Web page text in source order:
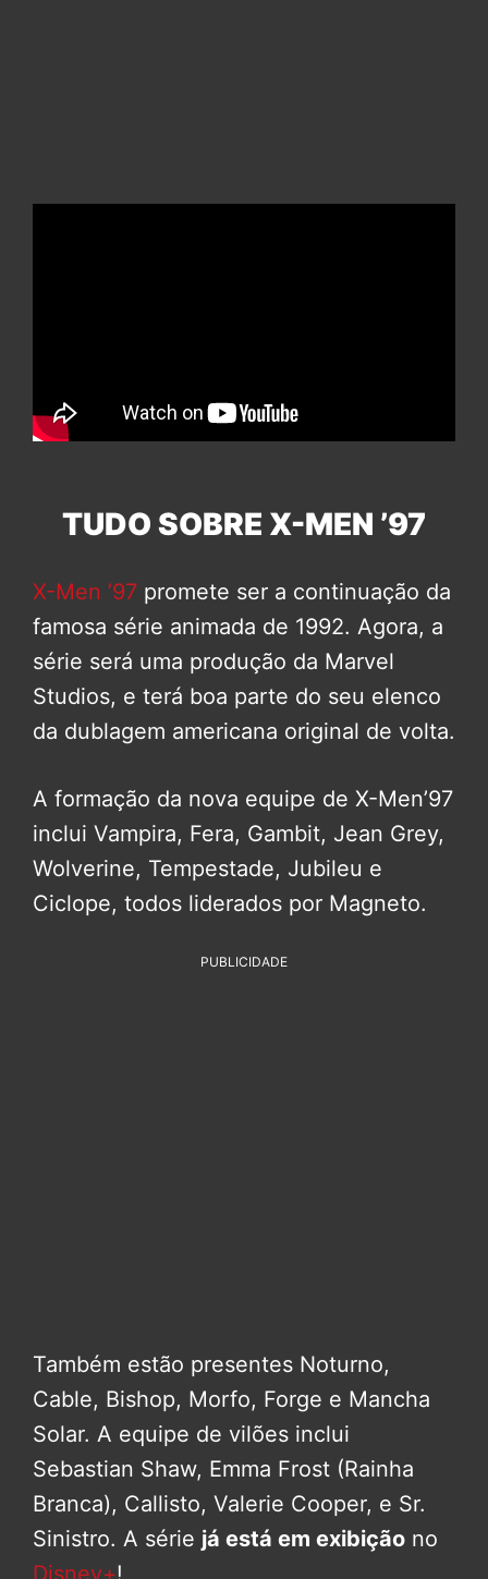
TUDO SOBRE X-MEN ’97
X-Men ’97 promete ser a continuação da
famosa série animada de 1992. Agora, a
série será uma produção da Marvel
Studios, e terá boa parte do seu elenco
da dublagem americana original de volta.
A formação da nova equipe de X-Men’97
inclui Vampira, Fera, Gambit, Jean Grey,
Wolverine, Tempestade, Jubileu e
Ciclope, todos liderados por Magneto.
PUBLICIDADE
Também estão presentes Noturno,
Cable, Bishop, Morfo, Forge e Mancha
Solar. A equipe de vilões inclui
Sebastian Shaw, Emma Frost (Rainha
Branca), Callisto, Valerie Cooper, e Sr.
Sinistro. A série já está em exibição no
Disney+!